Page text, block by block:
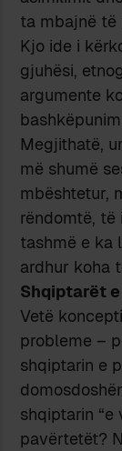
ta mbajnë të
Kjo ide i
gjuhësi,
argumente
Megjithatë,
më shumë
mbështetur,
rëndomtë,
tashmë e ka
ardhur koha
Shqiptarët
Vetë
probleme –
shqiptarin e
shqiptarin “e
pavërtetët?